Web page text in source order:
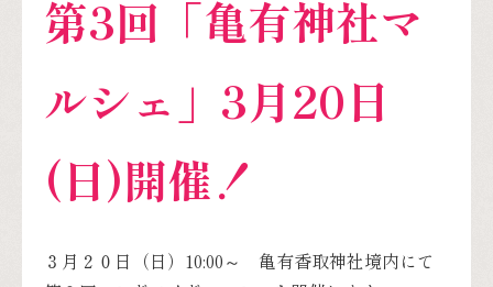
第3回「亀有神社マ
ルシェ」3月20日
(日)開催！
３月２０日（日）10:00～ 亀有香取神社境内にて